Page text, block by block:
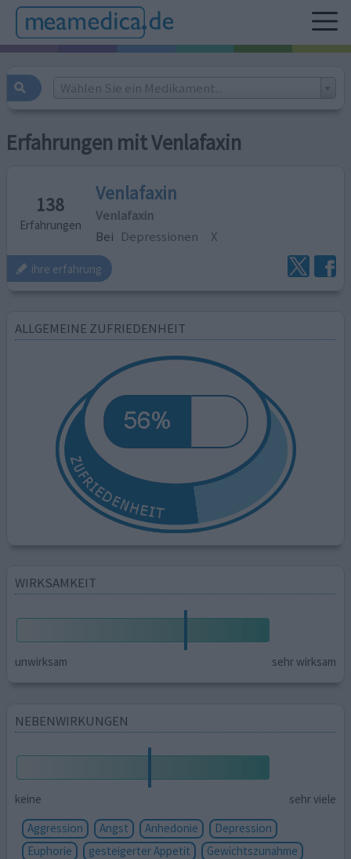
Wählen Sie ein Medikament...
Erfahrungen mit Venlafaxin
138
Erfahrungen
Venlafaxin
Venlafaxin
Bei Depressionen X
ihre erfahrung
ALLGEMEINE ZUFRIEDENHEIT
WIRKSAMKEIT
unwirksam sehr wirksam
NEBENWIRKUNGEN
keine
sehr viele
Aggression
Angst Anhedonie
Depression
Euphorie
gesteigerter Appetit
Gewichtszunahme